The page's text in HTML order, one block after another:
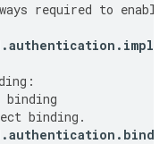
required to enable
.authentication .
:
binding
binding .
.authentication . bind